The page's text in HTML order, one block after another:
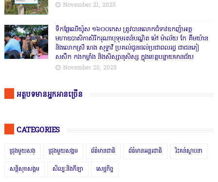
November 21, 2025
ទឹកផ្លែឈើយ៉ូស ១៦០០កេស ត្រូវបានលោកជំទាវឧកញ៉ាអគ្គ
មហាឧបាសិកាសិរីករុណាបុទុមរតន៍បណ្ឌិត ម៉ៅ ម៉ាល័យ កែ គឹមយ៉ាន
និងលោកស្រី ហេង សុទ្ធាវី ប្រគល់ជូនដល់ប្រជាពលរដ្ឋ ជាជនភៀ
សសឹក កងកម្លាំង និងសិស្សានុសិស្ស ក្នុងខេត្តបន្ទាយមានជ័យ
November 20, 2025
អត្ថបទមានអ្នកអានច្រើន
CATEGORIES
ជ្រុងមួយសង្ ជ្រុងមួយសង្គម ព័ត៌មានជាតិ ព័ត៌មានអន្តរជាតិ រិះគន់ស្ថាបនា
សន្តិសុខសង្គម សិល្បៈនិងកីឡា សេដ្ឋកិច្ច